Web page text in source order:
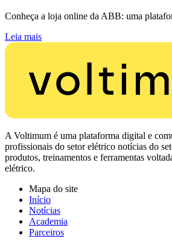
Conheça a loja online da ABB: uma
Leia mais
A Voltimum é uma plataforma digital e
profissionais do setor elétrico notícias do
produtos, treinamentos e ferramentas
elétrico.
Mapa do site
Início
Notícias
Academia
Parceiros